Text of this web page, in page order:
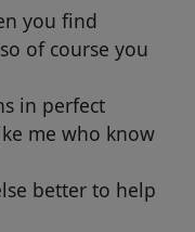
you find
of course you
in perfect
me who know
better to help